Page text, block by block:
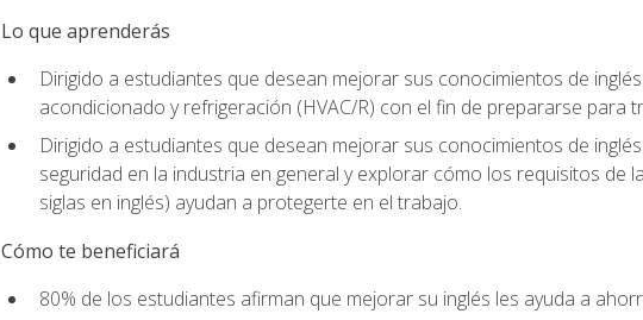
Lo que aprenderás
Dirigido a estudiantes que desean mejorar sus conocimientos de
acondicionado y refrigeración (HVAC/R) con el fin de prepararse para
Dirigido a estudiantes que desean mejorar sus conocimientos de
seguridad en la industria en general y explorar cómo los requisitos de
siglas en inglés) ayudan a protegerte en el trabajo.
Cómo te beneficiará
80% de los estudiantes afirman que mejorar su inglés les ayuda a